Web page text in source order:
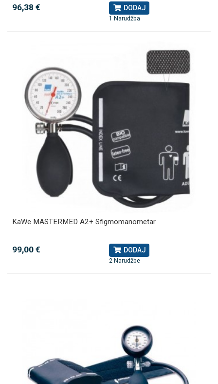
96,38 € DODAJ
1 Narudžba
KaWe MASTERMED A2+ Sfigmomanometar
99,00 € DODAJ
2 Narudžbe